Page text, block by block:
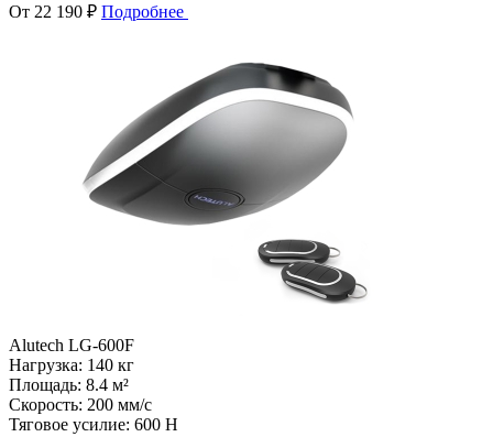
От 22 190 ₽ Подробнее
Alutech LG-600F
Нагрузка: 140 кг
Площадь: 8.4 м²
Скорость: 200 мм/с
Тяговое усилие: 600 Н